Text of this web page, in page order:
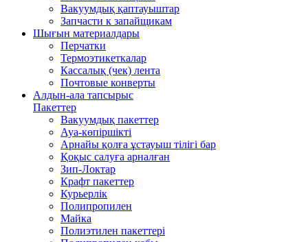
Вакуумдық қаптауыштар
Запчасти к запайщикам
Шығын материалдары
Перчатки
Термоэтикеткалар
Кассалық (чек) лента
Почтовые конверты
Алдын-ала тапсырыс
Пакеттер
Вакуумдық пакеттер
Ауа-көпіршікті
Арнайы қолға ұстауыш тілігі бар
Қоқыс салуға арналған
Зип-Локтар
Крафт пакеттер
Курьерлік
Полипропилен
Майка
Полиэтилен пакеттері